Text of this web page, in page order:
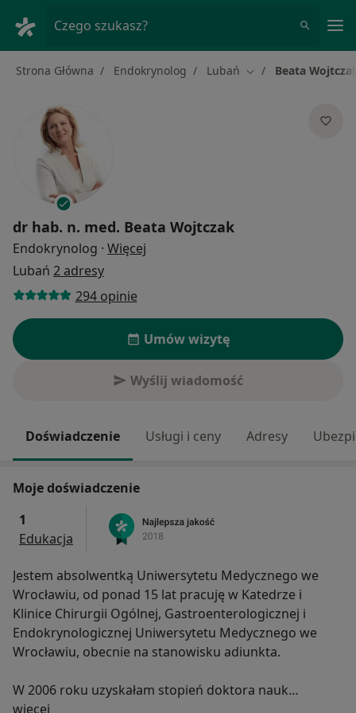
Czego szukasz?
Strona Główna Endokrynolog Lubań Zmień miasto
Beata
dr hab. n. med. Beata Wojtczak
Endokrynolog · Więcej
Lubań 2 adresy
294 opinie
Umów wizytę
Wyślij wiadomość
Doświadczenie Usługi i ceny Adresy
Moje doświadczenie
1
Edukacja
Jestem absolwentką Uniwersytetu Medycznego we
Wrocławiu, od ponad 15 lat pracuję w Katedrze i
Klinice Chirurgii Ogólnej, Gastroenterologicznej i
Endokrynologicznej Uniwersytetu Medycznego we
Wrocławiu, obecnie na stanowisku adiunkta.
W 2006 roku uzyskałam stopień doktora nauk
medycznych, broniąc rozprawy doktorskiej na temat
więcej